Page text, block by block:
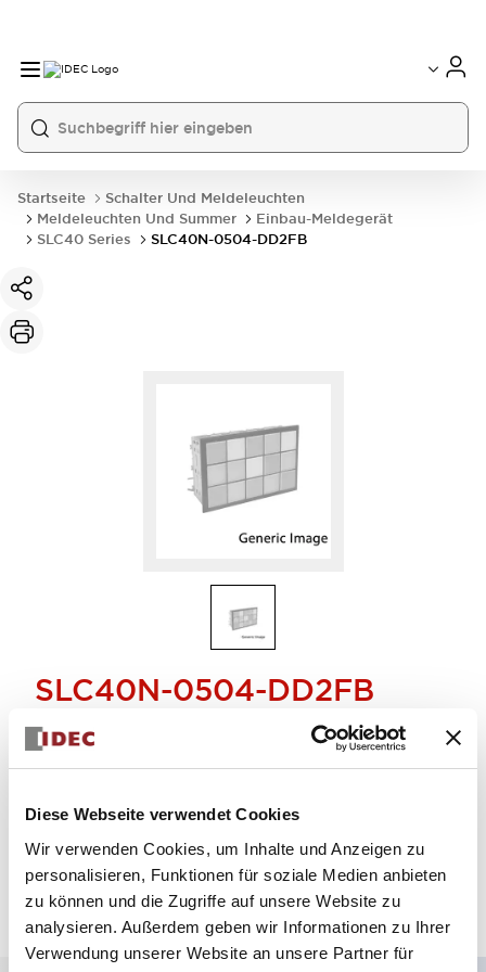
Diese Webseite verwendet Cookies
Wir verwenden Cookies, um Inhalte und Anzeigen zu
personalisieren, Funktionen für soziale Medien anbieten
zu können und die Zugriffe auf unsere Website zu
analysieren. Außerdem geben wir Informationen zu Ihrer
Verwendung unserer Website an unsere Partner für
Startseite
Schalter Und Meldeleuchten
Meldeleuchten Und Summer
Einbau-Meldegerät
SLC40 Series
SLC40N-0504-DD2FB
SLC40N-0504-DD2FB
KOMBINATIONSLEUCHTE
Menge auswählen
zum Zitat hinzufügen